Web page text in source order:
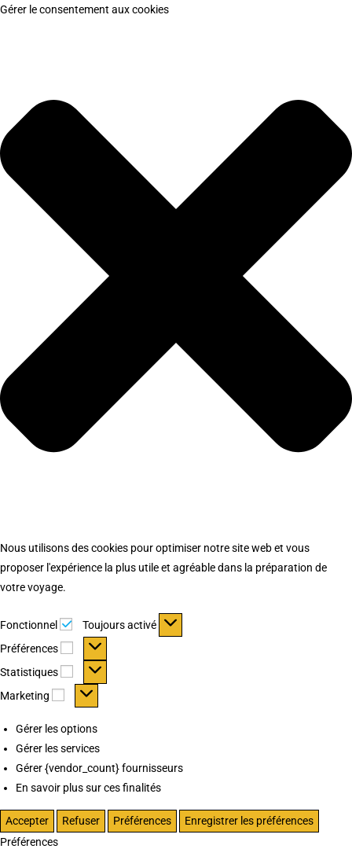
Gérer le consentement aux cookies
Nous utilisons des cookies pour optimiser notre site web et vous
proposer l'expérience la plus utile et agréable dans la préparation de
votre voyage.
Fonctionnel Fonctionnel
Toujours activé
Préférences
Préférences
Statistiques Statistiques
Marketing Marketing
Gérer les options
Gérer les services
Gérer {vendor_count} fournisseurs
En savoir plus sur ces finalités
Accepter Refuser Préférences
Enregistrer les préférences
Préférences